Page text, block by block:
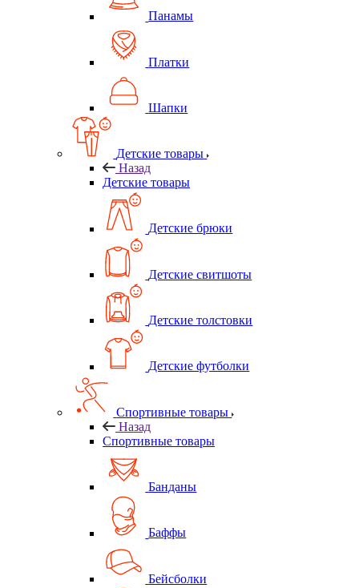
Панамы
Платки
Шапки
Детские товары
Назад
Детские товары
Детские брюки
Детские свитшоты
Детские толстовки
Детские футболки
Спортивные товары
Назад
Спортивные товары
Банданы
Баффы
Бейсболки